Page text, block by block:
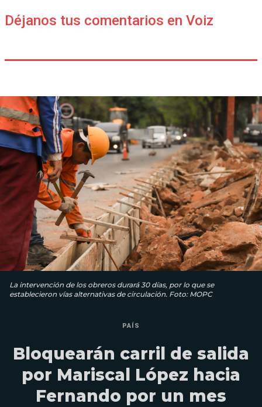
Déjanos tus comentarios en Voiz
La intervención de los obreros durará 30 días, por lo que se
establecieron vías alternativas de circulación. Foto: MOPC
PAÍS
Bloquearán carril de salida
por Mariscal López hacia
Fernando por un mes